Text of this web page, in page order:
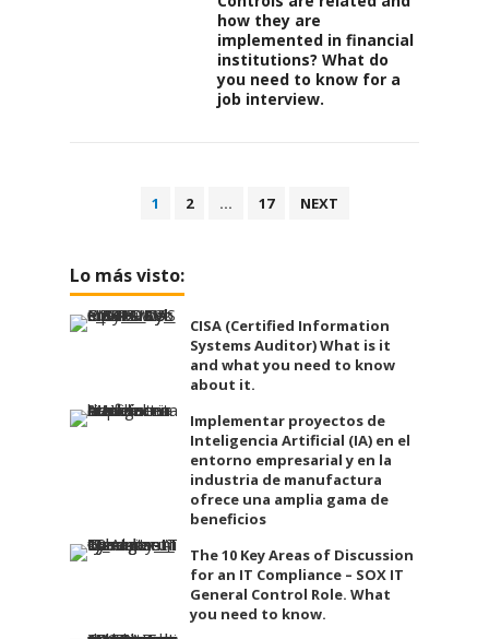
how they are
implemented in financial
institutions? What do
you need to know for a
job interview.
1 2 … 17 NEXT
Lo más visto:
CISA (Certified Information
Systems Auditor) What is it
and what you need to know
about it.
Implementar proyectos de
Inteligencia Artificial (IA) en el
entorno empresarial y en la
industria de manufactura
ofrece una amplia gama de
beneficios
The 10 Key Areas of Discussion
for an IT Compliance – SOX IT
General Control Role. What
you need to know.